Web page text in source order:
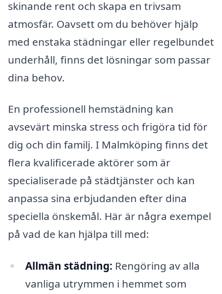
skinande rent och skapa en trivsam
atmosfär. Oavsett om du behöver hjälp
med enstaka städningar eller regelbundet
underhåll, finns det lösningar som passar
dina behov.
En professionell hemstädning kan
avsevärt minska stress och frigöra tid för
dig och din familj. I Malmköping finns det
flera kvalificerade aktörer som är
specialiserade på städtjänster och kan
anpassa sina erbjudanden efter dina
speciella önskemål. Här är några exempel
på vad de kan hjälpa till med:
Allmän städning: Rengöring av alla
vanliga utrymmen i hemmet som